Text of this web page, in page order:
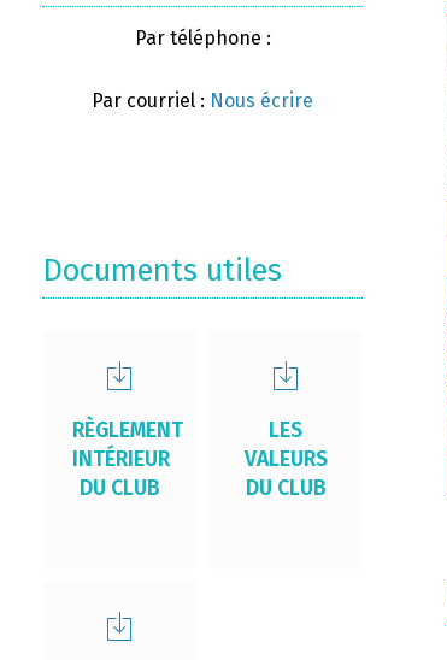
Par téléphone :
Par courriel : Nous écrire
Documents utiles
RÈGLEMENT
INTÉRIEUR
DU CLUB
LES
VALEURS
DU CLUB